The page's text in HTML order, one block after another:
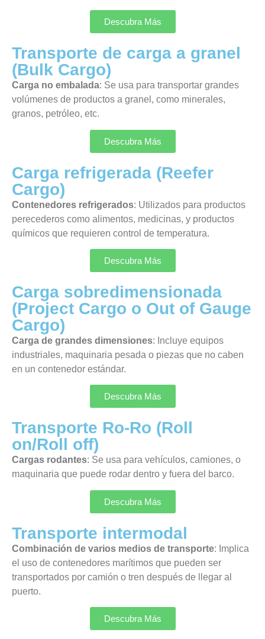
Descubra Más
Transporte de carga a granel
(Bulk Cargo)
Carga no embalada: Se usa para transportar grandes
volúmenes de productos a granel, como minerales,
granos, petróleo, etc.
Descubra Más
Carga refrigerada (Reefer
Cargo)
Contenedores refrigerados: Utilizados para productos
perecederos como alimentos, medicinas, y productos
químicos que requieren control de temperatura.
Descubra Más
Carga sobredimensionada
(Project Cargo o Out of Gauge
Cargo)
Carga de grandes dimensiones: Incluye equipos
industriales, maquinaria pesada o piezas que no caben
en un contenedor estándar.
Descubra Más
Transporte Ro-Ro (Roll
on/Roll off)
Cargas rodantes: Se usa para vehículos, camiones, o
maquinaria que puede rodar dentro y fuera del barco.
Descubra Más
Transporte intermodal
Combinación de varios medios de transporte: Implica
el uso de contenedores marítimos que pueden ser
transportados por camión o tren después de llegar al
puerto.
Descubra Más